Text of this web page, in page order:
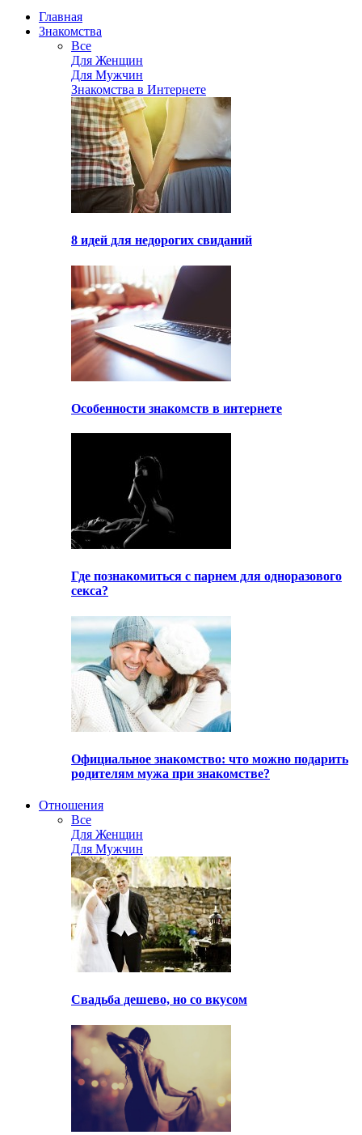
Главная
Знакомства
Все
Для Женщин
Для Мужчин
Знакомства в Интернете
8 идей для недорогих свиданий
Особенности знакомств в интернете
Где познакомиться с парнем для одноразового
секса?
Официальное знакомство: что можно подарить
родителям мужа при знакомстве?
Отношения
Все
Для Женщин
Для Мужчин
Свадьба дешево, но со вкусом